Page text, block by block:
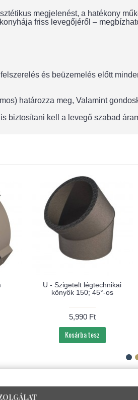
megjelenést, a hatékony
friss levegőjéről –
és beüzemelés előtt
határozza meg, Valamint
biztosítani kell a levegő szabad
U - Szigetelt légtechnikai
könyök 150; 45°-os
5,990 Ft
Kosárba tesz